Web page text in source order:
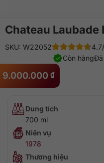
Chateau Laubade
9.000.000 ₫
SKU: W22052
Đã
Còn hàng
Dung tích
700 ml
Niên vụ
1978
Thương hiệu